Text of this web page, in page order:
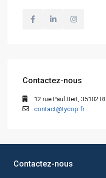
Contactez-nous
12 rue Paul Bert, 35102
contact@tycop.fr
Contactez-nous